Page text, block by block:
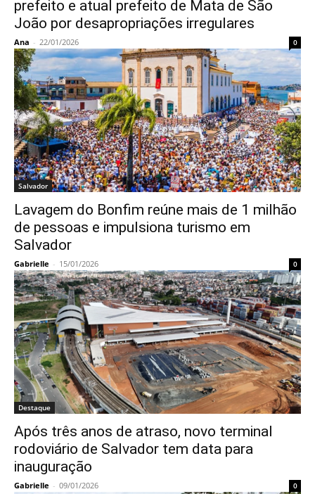
prefeito e atual prefeito de Mata de São
João por desapropriações irregulares
Ana - 22/01/2026 0
Salvador
Lavagem do Bonfim reúne mais de 1 milhão
de pessoas e impulsiona turismo em
Salvador
Gabrielle - 15/01/2026 0
Destaque
Após três anos de atraso, novo terminal
rodoviário de Salvador tem data para
inauguração
Gabrielle - 09/01/2026 0